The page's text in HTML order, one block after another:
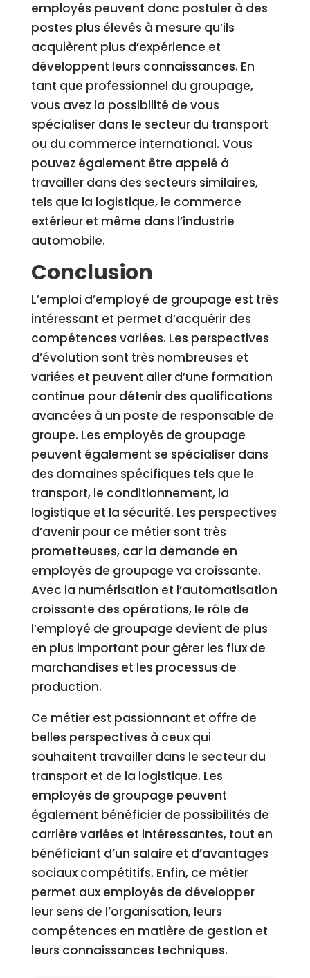
employés peuvent donc postuler à des
postes plus élevés à mesure qu’ils
acquièrent plus d’expérience et
développent leurs connaissances. En
tant que professionnel du groupage,
vous avez la possibilité de vous
spécialiser dans le secteur du transport
ou du commerce international. Vous
pouvez également être appelé à
travailler dans des secteurs similaires,
tels que la logistique, le commerce
extérieur et même dans l’industrie
automobile.
Conclusion
L’emploi d’employé de groupage est très
intéressant et permet d’acquérir des
compétences variées. Les perspectives
d’évolution sont très nombreuses et
variées et peuvent aller d’une formation
continue pour détenir des qualifications
avancées à un poste de responsable de
groupe. Les employés de groupage
peuvent également se spécialiser dans
des domaines spécifiques tels que le
transport, le conditionnement, la
logistique et la sécurité. Les perspectives
d’avenir pour ce métier sont très
prometteuses, car la demande en
employés de groupage va croissante.
Avec la numérisation et l’automatisation
croissante des opérations, le rôle de
l’employé de groupage devient de plus
en plus important pour gérer les flux de
marchandises et les processus de
production.
Ce métier est passionnant et offre de
belles perspectives à ceux qui
souhaitent travailler dans le secteur du
transport et de la logistique. Les
employés de groupage peuvent
également bénéficier de possibilités de
carrière variées et intéressantes, tout en
bénéficiant d’un salaire et d’avantages
sociaux compétitifs. Enfin, ce métier
permet aux employés de développer
leur sens de l’organisation, leurs
compétences en matière de gestion et
leurs connaissances techniques.